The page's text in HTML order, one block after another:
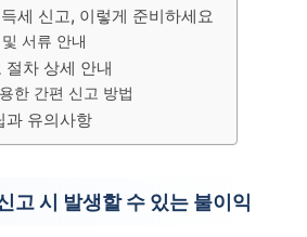
세 신고, 이렇게 준비하세요
서류 안내
절차 상세 안내
한 간편 신고 방법
과 유의사항
고 시 발생할 수 있는 불이익